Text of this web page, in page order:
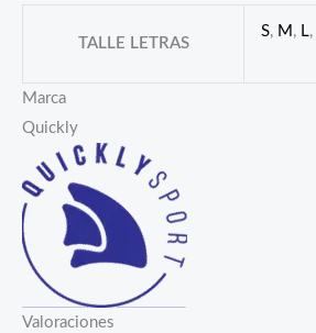
TALLE LETRAS
S, M , L,
Marca
Quickly
Valoraciones